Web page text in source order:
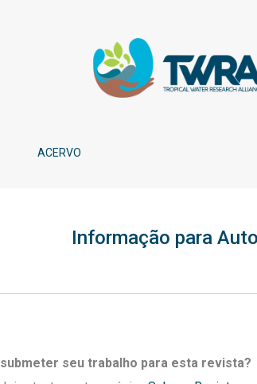
ACERVO
Informação para
seu trabalho para esta revista?